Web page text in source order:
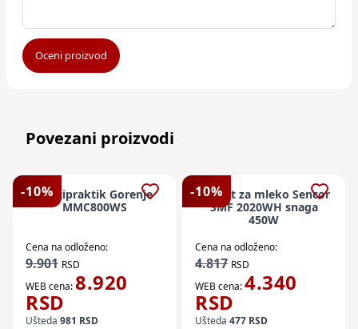
Oceni proizvod
Povezani proizvodi
-10%
Multipraktik Gorenje
MMC800WS
Cena na odloženo:
9.901 RSD
WEB cena:8.920
RSD
Ušteda 981 RSD
-10%
Aparat za mleko Sencor
SMF 2020WH snaga
450W
Cena na odloženo:
4.817 RSD
WEB cena:4.340
RSD
Ušteda 477 RSD